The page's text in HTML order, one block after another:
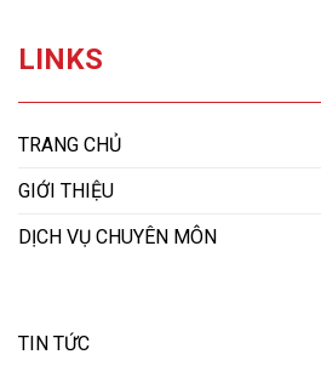
LINKS
TRANG CHỦ
GIỚI THIỆU
DỊCH VỤ CHUYÊN MÔN
TIN TỨC